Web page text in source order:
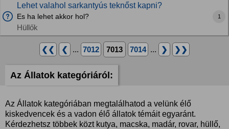
Lehet valahol sarkantyús teknőst kapni?
Es ha lehet akkor hol?
Hüllők
1
❮❮ ❮ ... 7012 7013 7014 ... ❯ ❯❯
Az Állatok kategóriáról:
Az Állatok kategóriában megtalálhatod a velünk élő
kiskedvencek és a vadon élő állatok témáit egyaránt.
Kérdezhetsz többek közt kutya, macska, madár, rovar, hüllő,